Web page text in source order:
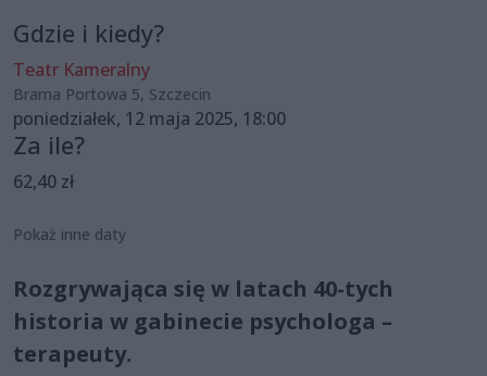
Gdzie i kiedy?
Teatr Kameralny
Brama Portowa 5, Szczecin
poniedziałek, 12 maja 2025, 18:00
Za ile?
62,40 zł
Pokaż inne daty
Rozgrywająca się w latach 40-tych
historia w gabinecie psychologa –
terapeuty.